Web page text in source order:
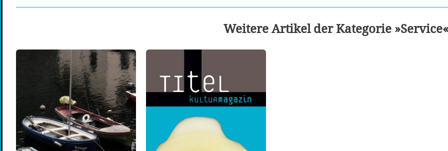
Weitere Artikel der Kategorie »Service«